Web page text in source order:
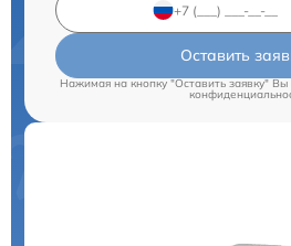
Оставить
Нажимая на кнопку "Оставить заявку" Вы